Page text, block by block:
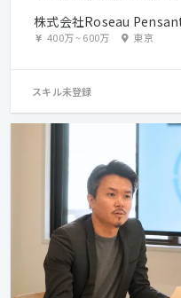
株式会社Roseau
400万~600万 東京
スキル未登録